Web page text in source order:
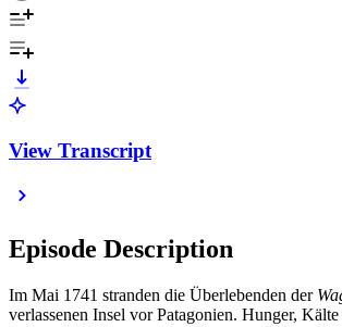
View Transcript
Episode Description
Im Mai 1741 stranden die Überlebenden der
verlassenen Insel vor Patagonien. Hunger,